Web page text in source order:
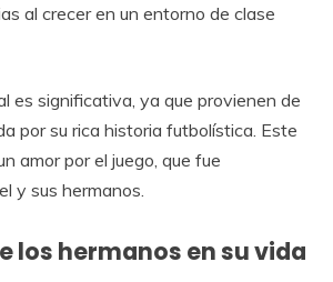
al crecer en un entorno de clase
es significativa, ya que provienen de
por su rica historia futbolística. Este
amor por el juego, que fue
y sus hermanos.
los hermanos en su vida